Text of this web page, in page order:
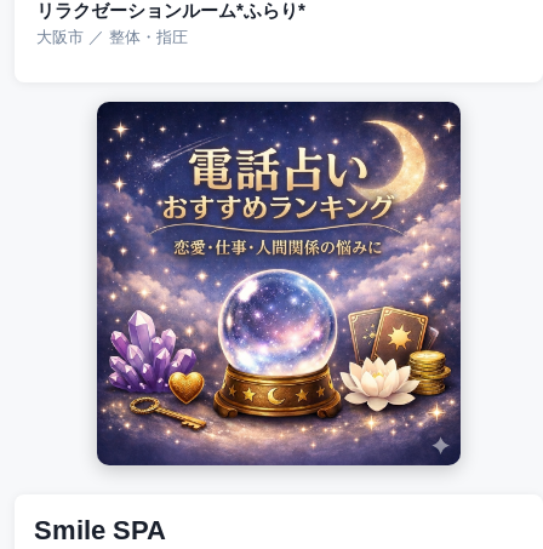
Smile SPA
リラクゼーションルーム*ふらり*
大阪市 ／ 整体・指圧